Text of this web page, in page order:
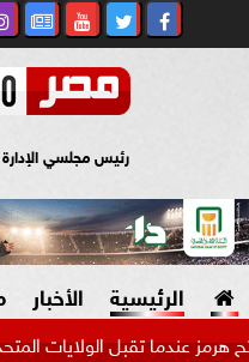
رئيس مجلسي الإدارة
الرئيسية الأخبار
تقبل الولايات المتحدة